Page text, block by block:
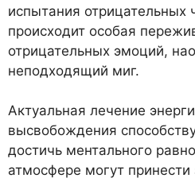
испытания отрицательных
происходит особая
отрицательных эмоций,
неподходящий миг.
Актуальная лечение
высвобождения
достичь ментального
атмосфере могут